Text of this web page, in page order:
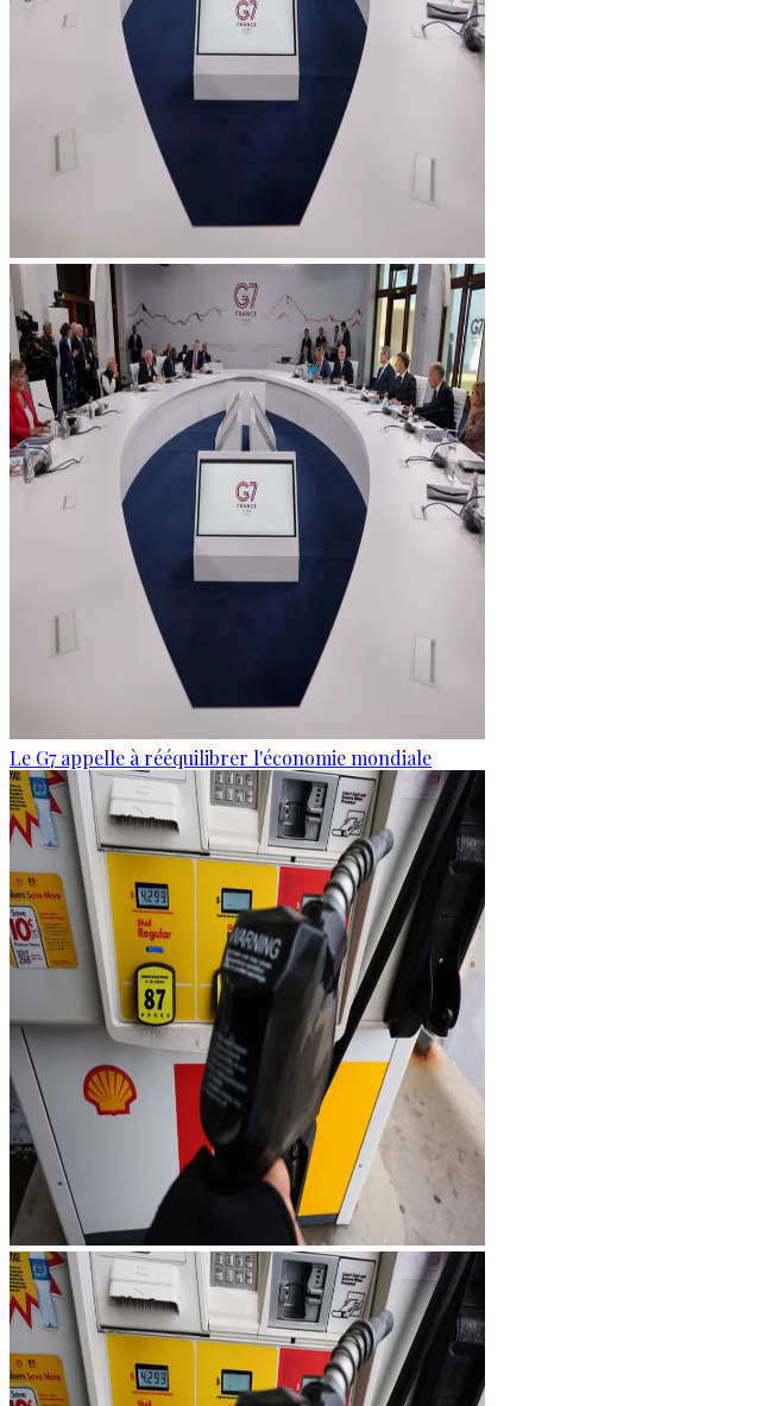
Le G7 appelle à rééquilibrer l'économie mondiale